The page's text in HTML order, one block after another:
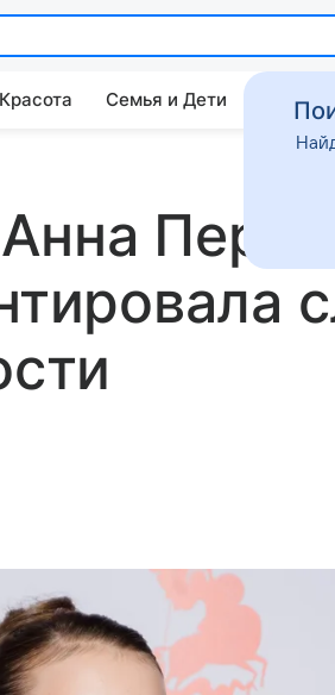
Красота Семья и Дети Дом